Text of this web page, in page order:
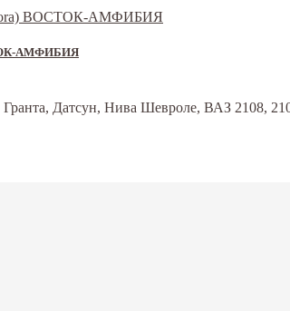
АМФИБИЯ
Датсун, Нива Шевроле, ВАЗ 2108,